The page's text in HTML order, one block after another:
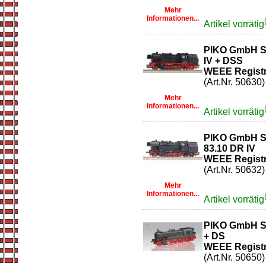
Mehr
Informationen...
Artikel vorrätig
Mehr
Informationen...
PIKO GmbH
IV + DSS
WEEE
(Art.Nr. 50630)
Artikel vorrätig
Mehr
Informationen...
PIKO GmbH
83.10 DR IV
WEEE
(Art.Nr. 50632)
Artikel vorrätig
PIKO GmbH
+ DS
WEEE
(Art.Nr. 50650)